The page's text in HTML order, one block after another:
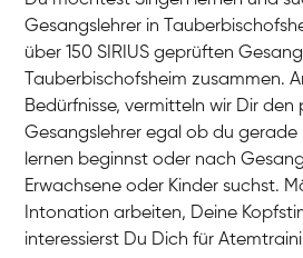
Gesangslehrer in
über 150 SIRIUS geprüften
Tauberbischofsheim zusammen.
Bedürfnisse, vermitteln wir Dir den
Gesangslehrer egal ob du gerade
lernen beginnst oder nach
Erwachsene oder Kinder suchst.
Intonation arbeiten, Deine
interessierst Du Dich für